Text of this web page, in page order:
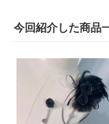
今回紹介した商品